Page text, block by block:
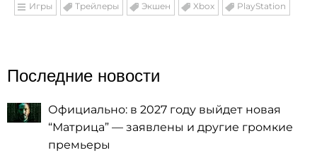
Игры Трейлеры Экшен Xbox PlayStation
Последние новости
Официально: в 2027 году выйдет новая
“Матрица” — заявлены и другие громкие
премьеры